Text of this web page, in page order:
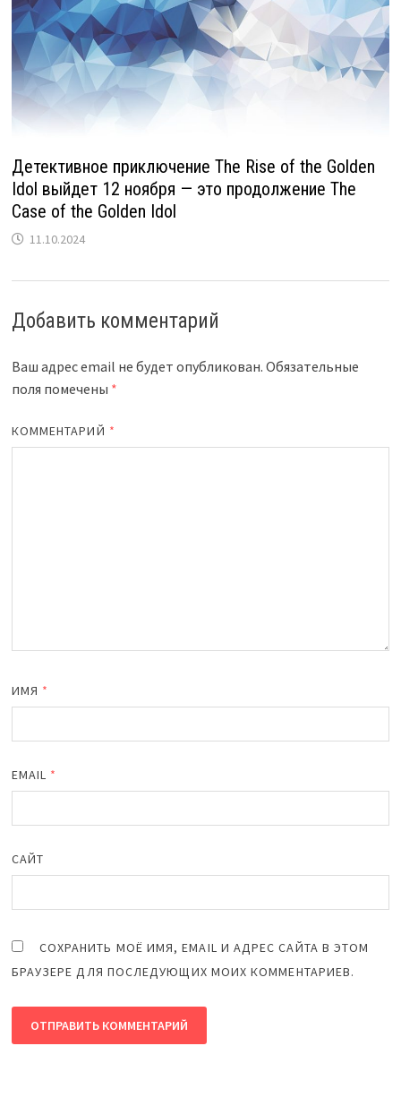
Детективное приключение The Rise of the Golden
Idol выйдет 12 ноября — это продолжение The
Case of the Golden Idol
11.10.2024
Добавить комментарий
Ваш адрес email не будет опубликован. Обязательные
поля помечены *
КОММЕНТАРИЙ *
ИМЯ *
EMAIL *
САЙТ
СОХРАНИТЬ МОЁ ИМЯ, EMAIL И АДРЕС САЙТА В ЭТОМ
БРАУЗЕРЕ ДЛЯ ПОСЛЕДУЮЩИХ МОИХ КОММЕНТАРИЕВ.